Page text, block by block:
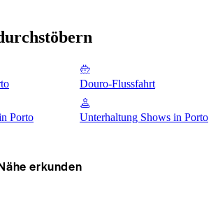
Douro-Flussfahrt
Porto Unterhaltung Shows in Porto
erkunden